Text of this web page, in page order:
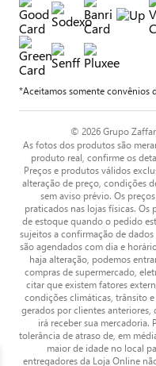
*Aceitamos somente convênios
© 2026 Grupo
As fotos dos produtos são
produto real, confirme os
Preços e produtos válidos
alteração de preço, condições
sem aviso prévio. Os
praticados nas lojas físicas.
de estoque quando o pedido
sujeitos a confirmação de
são agendados com dia e
haja alteração, podemos
compras de supermercado,
citar que existem fatores
condições climáticas, trânsito
gerados por clientes
irá receber sua mercadoria.
tolerância de atraso de, em
maior de idade no local
entregadores da Loja Online